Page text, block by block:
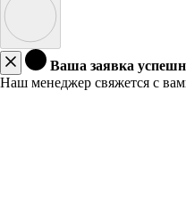
Ваша заявка
Наш менеджер свяжется с